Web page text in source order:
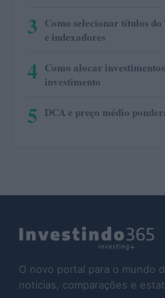
3 Como selecionar títulos
e indexadores
4 Como alocar
investimento
5 DCA e preço médio
O novo portal para o mundo
notícias, comparações e